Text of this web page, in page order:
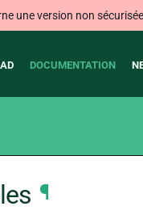
une version non
DOCUMENTATION
¶